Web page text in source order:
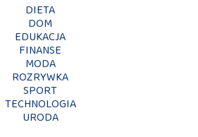
DIETA
DOM
EDUKACJA
FINANSE
MODA
ROZRYWKA
SPORT
TECHNOLOGIA
URODA